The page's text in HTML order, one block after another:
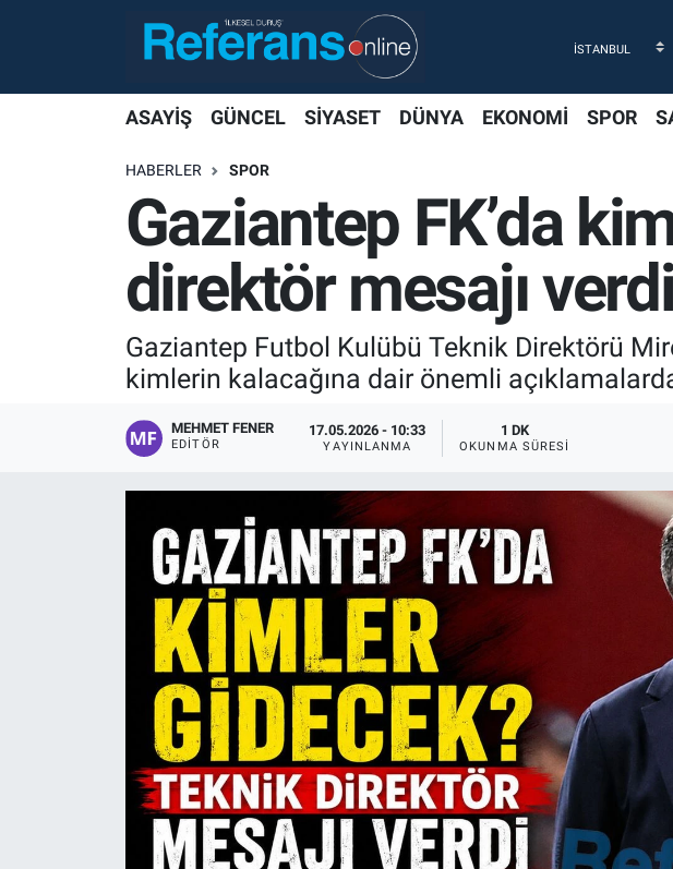
ASAYİŞ GÜNCEL SİYASET DÜNYA EKONOMİ SPOR
HABERLER SPOR
Gaziantep FK’da
direktör mesajı verdi
Gaziantep Futbol Kulübü Teknik Direktörü
kimlerin kalacağına dair önemli
MEHMET FENER
EDITÖR
17.05.2026 - 10:33
YAYINLANMA
1 DK
OKUNMA SÜRESI